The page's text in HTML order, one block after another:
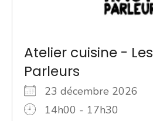
Atelier cuisine -
Parleurs
23 décembre 2026
14h00 - 17h30